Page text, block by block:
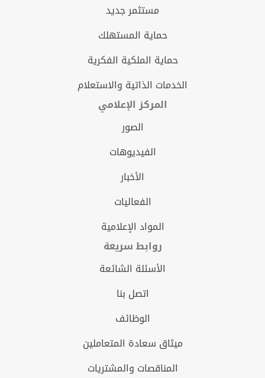
مستثمر جديد
حماية المستهلك
حماية الملكية الفكرية
الخدمات الذاتية والاستعلام
المركز الإعلامي
الصور
الفيديوهات
الأخبار
الفعاليات
المواد الإعلامية
روابط سريعة
الأسئلة الشائعة
اتصل بنا
الوظائف
ميثاق سعادة المتعاملين
المناقصات والمشتريات